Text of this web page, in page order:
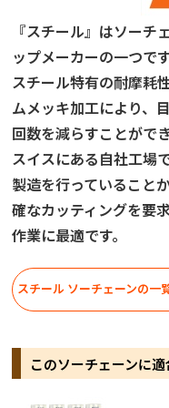
『スチール』はソーチ
ップメーカーの一つです
スチール特有の耐摩耗
ムメッキ加工により、
回数を減らすことができ
スイスにある自社工場
製造を行っていること
確なカッティングを要
作業に最適です。
スチール ソーチェーンの一
このソーチェーンに